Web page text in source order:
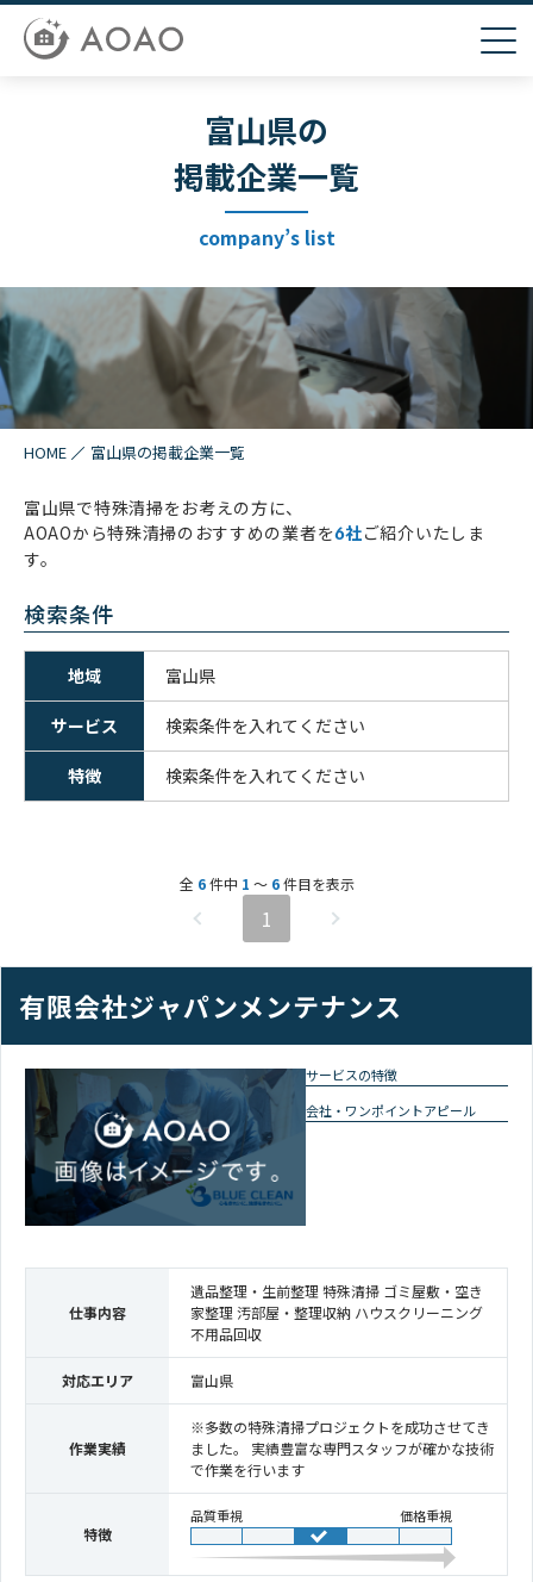
富山県の
掲載企業一覧
company’s list
HOME 富山県の掲載企業一覧
富山県で特殊清掃をお考えの方に、
AOAOから特殊清掃のおすすめの業者を6社ご紹介いたしま
す。
検索条件
地域 富山県
サービス 検索条件を入れてください
特徴 検索条件を入れてください
全 6件中 1 〜 6件目を表示
1
有限会社ジャパンメンテナンス
サービスの特徴
会社・ワンポイントアピール
仕事内容
遺品整理・生前整理 特殊清掃 ゴミ屋敷・空き
家整理 汚部屋・整理収納 ハウスクリーニング
不用品回収
対応エリア 富山県
作業実績
※多数の特殊清掃プロジェクトを成功させてき
ました。 実績豊富な専門スタッフが確かな技術
で作業を行います
特徴
品質重視 価格重視